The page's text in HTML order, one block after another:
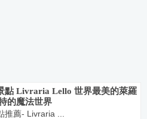
點 Livraria Lello 世界最美的萊羅
的魔法世界
推薦- Livraria ...